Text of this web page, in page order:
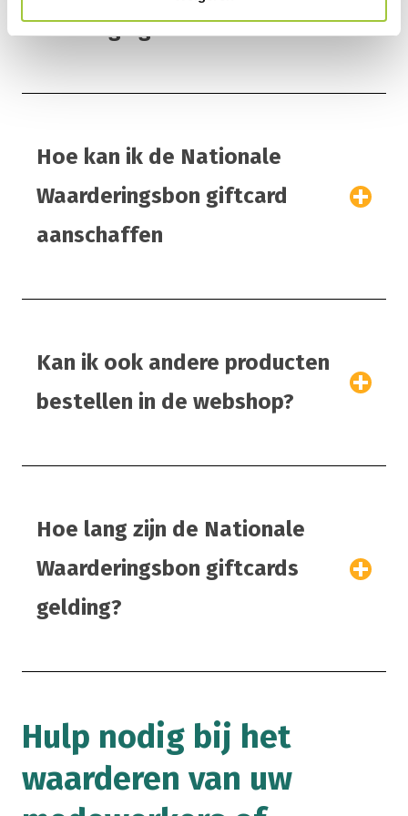
uitnodiging?
Hoe kan ik de Nationale
Waarderingsbon giftcard
aanschaffen
Kan ik ook andere producten
bestellen in de webshop?
Hoe lang zijn de Nationale
Waarderingsbon giftcards
gelding?
Hulp nodig bij het
waarderen van uw